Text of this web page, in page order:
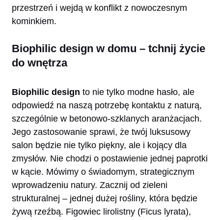
przestrzeń i wejdą w konflikt z nowoczesnym
kominkiem.
Biophilic design w domu – tchnij życie
do wnętrza
Biophilic design to nie tylko modne hasło, ale
odpowiedź na naszą potrzebę kontaktu z naturą,
szczególnie w betonowo-szklanych aranżacjach.
Jego zastosowanie sprawi, że twój luksusowy
salon będzie nie tylko piękny, ale i kojący dla
zmysłów. Nie chodzi o postawienie jednej paprotki
w kącie. Mówimy o świadomym, strategicznym
wprowadzeniu natury. Zacznij od zieleni
strukturalnej – jednej dużej rośliny, która będzie
żywą rzeźbą. Figowiec lirolistny (Ficus lyrata),